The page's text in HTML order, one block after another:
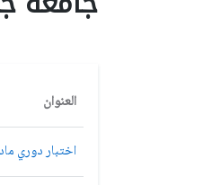
العنوان
اختبار دوري